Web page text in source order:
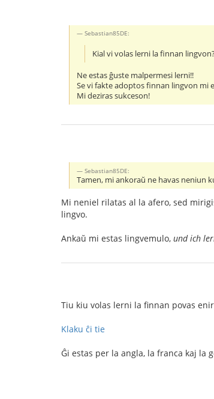
Sebastian85DE:
Kial vi volas lerni la finnan
Ne estas ĝuste malpermesi lerni!!
Se vi fakte adoptos finnan lingvon mi
Mi deziras sukceson!
Sebastian85DE:
Tamen, mi ankoraŭ ne havas neniun
Mi neniel rilatas al la afero, sed
lingvo.
Ankaŭ mi estas lingvemulo, und ich
Tiu kiu volas lerni la finnan povas
Klaku ĉi tie
Ĝi estas per la angla, la franca kaj la